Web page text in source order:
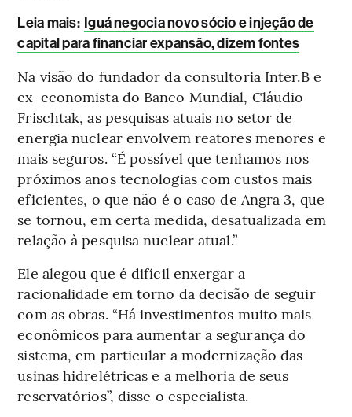
Leia mais: Iguá negocia novo sócio e injeção de
capital para financiar expansão, dizem fontes
Na visão do fundador da consultoria Inter.B e
ex-economista do Banco Mundial, Cláudio
Frischtak, as pesquisas atuais no setor de
energia nuclear envolvem reatores menores e
mais seguros. “É possível que tenhamos nos
próximos anos tecnologias com custos mais
eficientes, o que não é o caso de Angra 3, que
se tornou, em certa medida, desatualizada em
relação à pesquisa nuclear atual.”
Ele alegou que é difícil enxergar a
racionalidade em torno da decisão de seguir
com as obras. “Há investimentos muito mais
econômicos para aumentar a segurança do
sistema, em particular a modernização das
usinas hidrelétricas e a melhoria de seus
reservatórios”, disse o especialista.